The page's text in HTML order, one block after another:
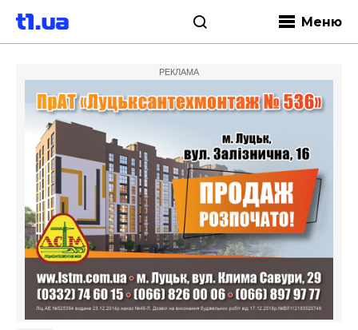
Меню
РЕКЛАМА